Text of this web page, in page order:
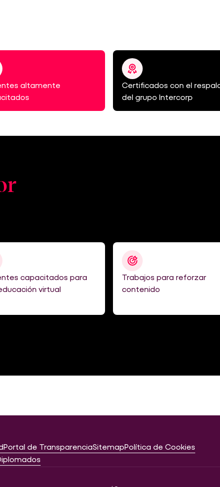
altamente
Certificados con el
del grupo Intercorp
capacitados para
virtual
Trabajos para reforzar
contenido
Portal de TransparenciaSitemapPolítica de Cookies